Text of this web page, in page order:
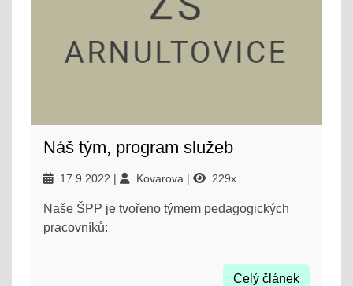
Náš tým, program služeb
17.9.2022 Kovarova 229x
Naše ŠPP je tvořeno týmem pedagogických
pracovníků:
Celý článek